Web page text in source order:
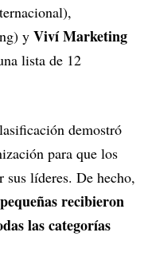
y Viví Marketing
lista de 12
demostró
para que los
sus líderes. De hecho,
recibieron
las categorías